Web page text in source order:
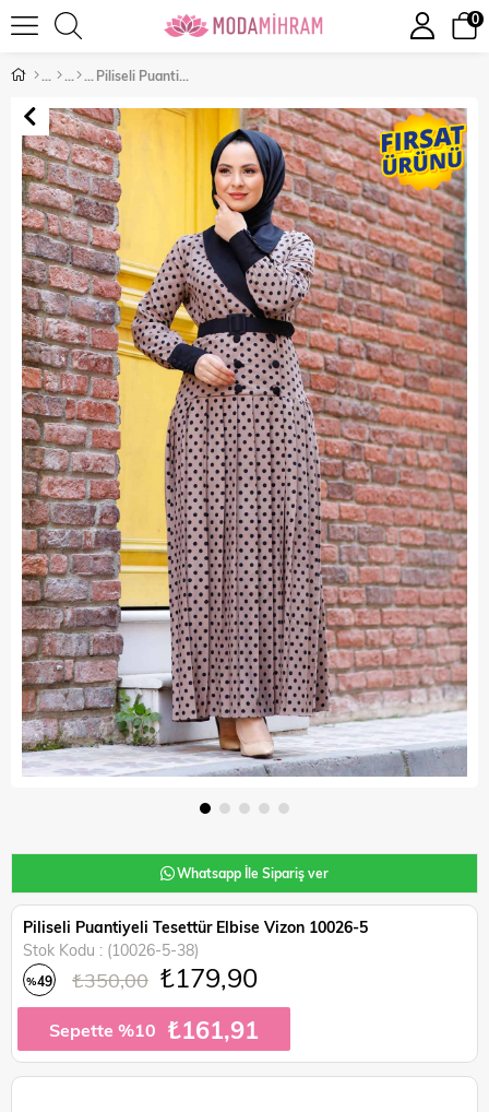
0
Piliseli Puantiyeli Tesettür Elbise Vizon 10026-5
Whatsapp İle Sipariş ver
Piliseli Puantiyeli Tesettür Elbise Vizon 10026-5
Stok Kodu
(10026-5-38)
%49 ₺350,00 ₺179,90
Sepette %10 ₺161,91